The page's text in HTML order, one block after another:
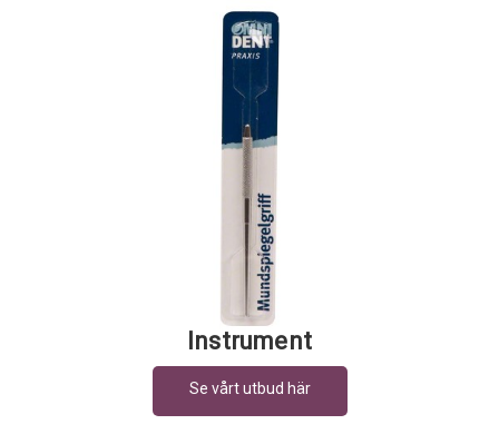
Instrument